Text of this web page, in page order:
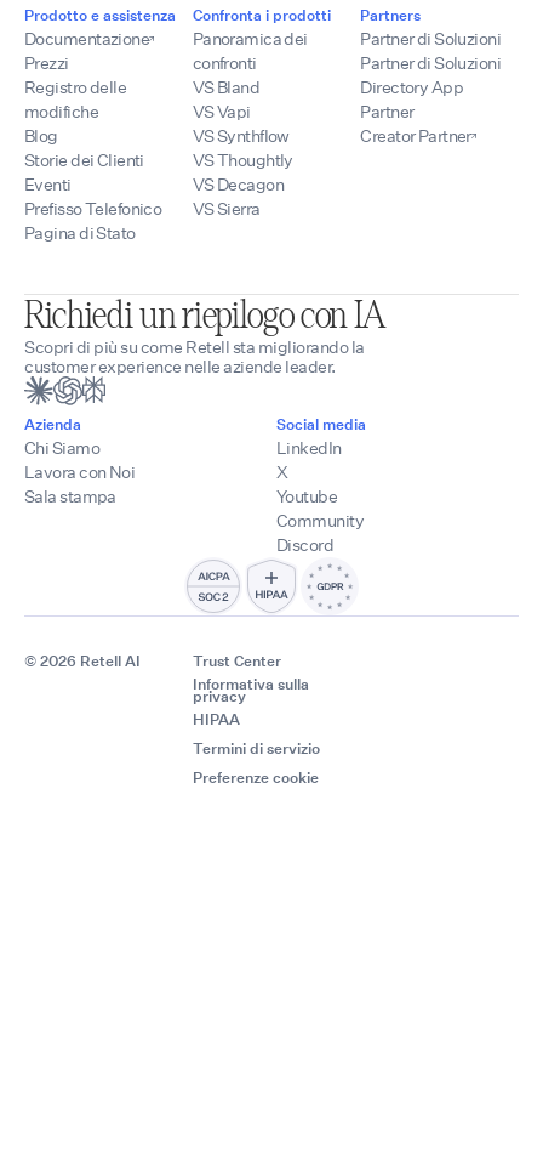
Prodotto e assistenza
Documentazione
Prezzi
Registro delle
modifiche
Blog
Storie dei Clienti
Eventi
Prefisso Telefonico
Pagina di Stato
Confronta i prodotti
Panoramica dei
confronti
VS Bland
VS Vapi
VS Synthflow
VS Thoughtly
VS Decagon
VS Sierra
Partners
Partner di Soluzioni
Partner di Soluzioni
Directory App
Partner
Creator Partner
Richiedi un riepilogo con IA
Scopri di più su come Retell sta migliorando la
customer experience nelle aziende leader.
Azienda
Chi Siamo
Lavora con Noi
Sala stampa
Social media
LinkedIn
X
Youtube
Community
Discord
© 2026 Retell AI
Trust Center
Informativa sulla
privacy
HIPAA
Termini di servizio
Preferenze cookie